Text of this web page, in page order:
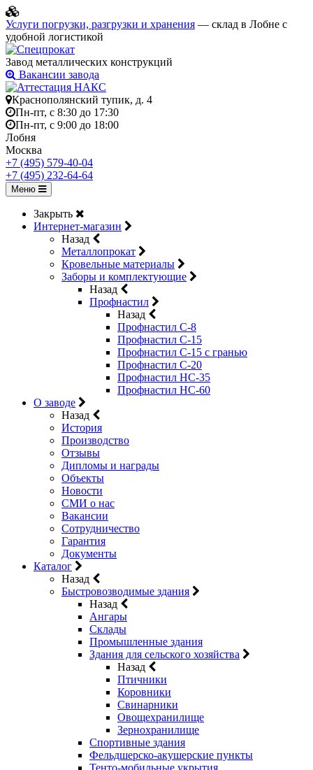
Услуги погрузки, разгрузки и хранения — склад в Лобне с
удобной логистикой
Завод металлических конструкций
Вакансии завода
Краснополянский тупик, д. 4
Пн-пт, с 8:30 до 17:30
Пн-пт, с 9:00 до 18:00
Лобня
Москва
+7 (495) 579-40-04
+7 (495) 232-64-64
Меню
Закрыть
Интернет-магазин
Назад
Металлопрокат
Кровельные материалы
Заборы и комплектующие
Назад
Профнастил
Назад
Профнастил С-8
Профнастил С-15
Профнастил C-15 с гранью
Профнастил C-20
Профнастил НС-35
Профнастил НС-60
О заводе
Назад
История
Производство
Отзывы
Дипломы и награды
Объекты
Новости
СМИ о нас
Вакансии
Сотрудничество
Гарантия
Документы
Каталог
Назад
Быстровозводимые здания
Назад
Ангары
Склады
Промышленные здания
Здания для сельского хозяйства
Назад
Птичники
Коровники
Свинарники
Овощехранилище
Зернохранилище
Спортивные здания
Фельдшерско-акушерские пункты
Тенто-мобильные укрытия